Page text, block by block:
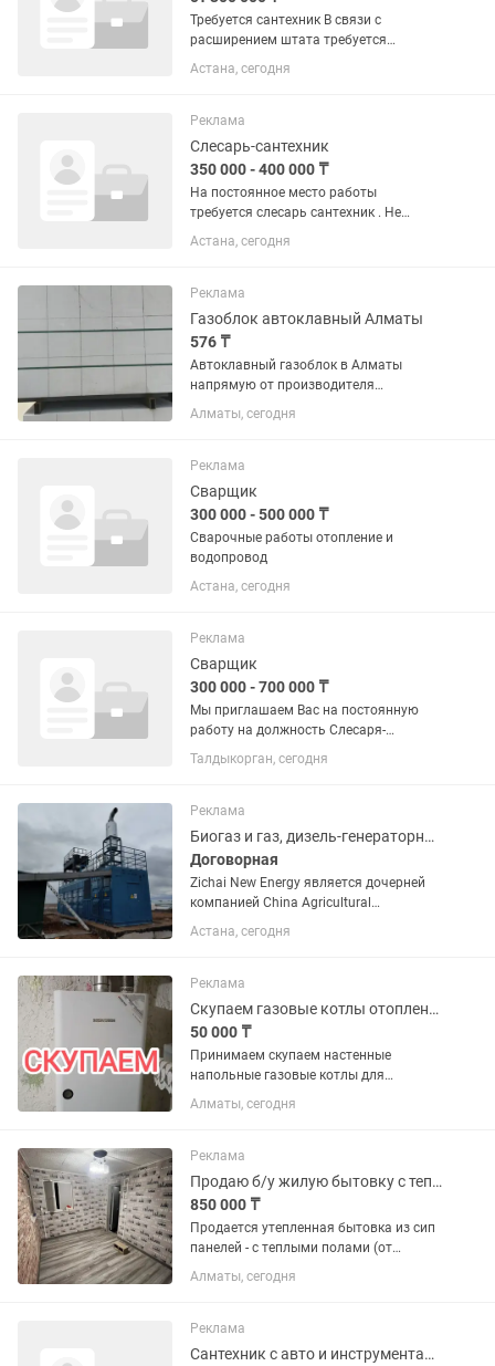
Требуется сантехник В связи с
расширением штата требуется
сантехник для выполнения монтажных
Астана, сегодня
Реклама
Слесарь-сантехник
350 000 - 400 000 ₸
На постоянное место работы
требуется слесарь сантехник . Не
КСК.Монтаж систем отопления ,
водопровода и канализации .
трудоустройство. От 13000 за день .
Астана, сегодня
Реклама
Газоблок автоклавный Алматы
576 ₸
Автоклавный газоблок в Алматы
напрямую от производителя
Предлагаем качественный
автоклавный газоблок для
коммерческих и хозяйственных
объектов. Продукция производится...
Алматы, сегодня
Реклама
Сварщик
300 000 - 500 000 ₸
Сварочные работы отопление и
водопровод
Астана, сегодня
Реклама
Сварщик
300 000 - 700 000 ₸
Мы приглашаем Вас на постоянную
работу на должность Слесаря-
Сварщика Обязанности: - Умение
работать с водонапорными трубами; -
водопровода, канализации и
отопления; -...
Талдыкорган, сегодня
Реклама
Биогаз и газ, дизель-генераторные установки
Договорная
Zichai New Energy является дочерней
компанией China Agricultural
Development (Group) Co., Ltd.,
высокотехнологичным предприятием.
базой Китая для производства...
Астана, сегодня
Реклама
Скупаем газовые котлы отопления
50 000 ₸
Принимаем скупаем настенные
напольные газовые котлы для
отопления. Делаем демонтаж.
Наличный расчет. Делаем оценку по
Алматы, сегодня
Реклама
Продаю б/у жилую бытовку с теплыми полами из сип панелей
850 000 ₸
Продается утепленная бытовка из сип
панелей - с теплыми полами (от
электричества), ламинатом,
накладными розетками и
дизайном. Площадь 9 м2. Имеется два
окна, прочная...
Алматы, сегодня
Реклама
Сантехник с авто и инструментами